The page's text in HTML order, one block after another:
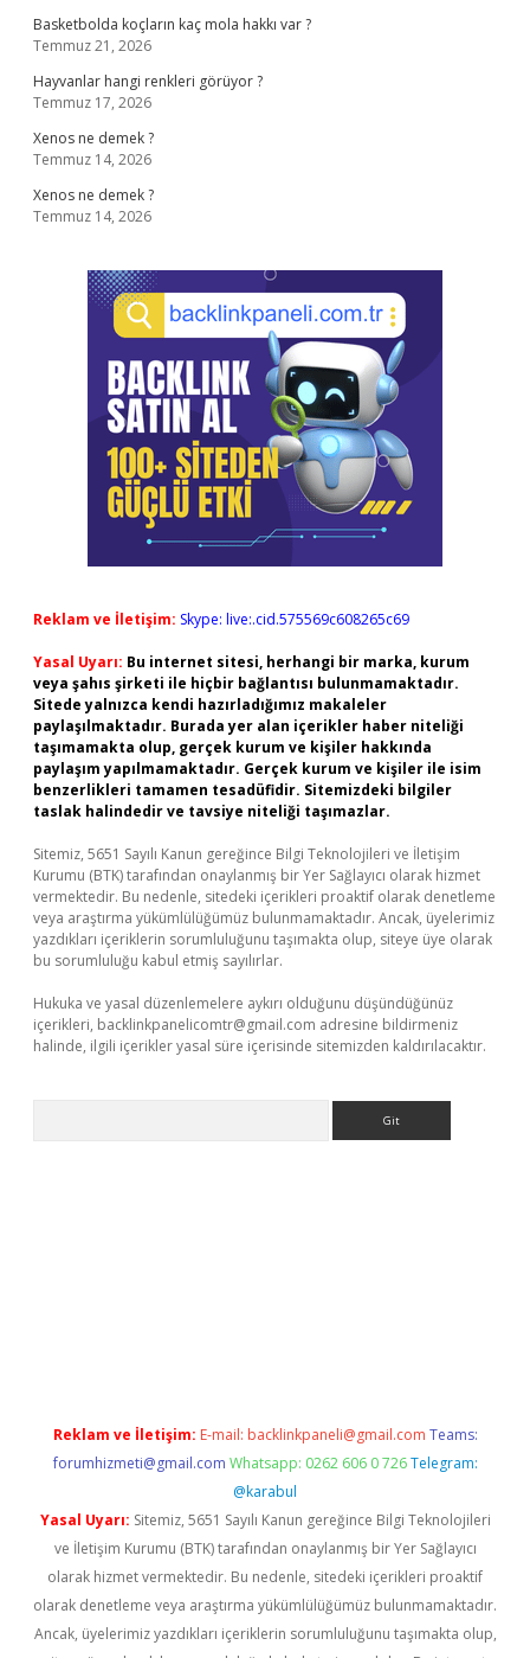
Basketbolda koçların kaç mola hakkı var ?
Temmuz 21, 2026
Hayvanlar hangi renkleri görüyor ?
Temmuz 17, 2026
Xenos ne demek ?
Temmuz 14, 2026
Xenos ne demek ?
Temmuz 14, 2026
Reklam ve İletişim: Skype: live:.cid.575569c608265c69
Yasal Uyarı: Bu internet sitesi, herhangi bir marka, kurum
veya şahıs şirketi ile hiçbir bağlantısı bulunmamaktadır.
Sitede yalnızca kendi hazırladığımız makaleler
paylaşılmaktadır. Burada yer alan içerikler haber niteliği
taşımamakta olup, gerçek kurum ve kişiler hakkında
paylaşım yapılmamaktadır. Gerçek kurum ve kişiler ile isim
benzerlikleri tamamen tesadüfidir. Sitemizdeki bilgiler
taslak halindedir ve tavsiye niteliği taşımazlar.
Sitemiz, 5651 Sayılı Kanun gereğince Bilgi Teknolojileri ve İletişim
Kurumu (BTK) tarafından onaylanmış bir Yer Sağlayıcı olarak hizmet
vermektedir. Bu nedenle, sitedeki içerikleri proaktif olarak denetleme
veya araştırma yükümlülüğümüz bulunmamaktadır. Ancak, üyelerimiz
yazdıkları içeriklerin sorumluluğunu taşımakta olup, siteye üye olarak
bu sorumluluğu kabul etmiş sayılırlar.
Hukuka ve yasal düzenlemelere aykırı olduğunu düşündüğünüz
içerikleri, backlinkpanelicomtr@gmail.com adresine bildirmeniz
halinde, ilgili içerikler yasal süre içerisinde sitemizden kaldırılacaktır.
Reklam ve İletişim: E-mail: backlinkpaneli@gmail.com Teams:
forumhizmeti@gmail.com Whatsapp: 0262 606 0 726 Telegram:
@karabul
Yasal Uyarı: Sitemiz, 5651 Sayılı Kanun gereğince Bilgi Teknolojileri
ve İletişim Kurumu (BTK) tarafından onaylanmış bir Yer Sağlayıcı
olarak hizmet vermektedir. Bu nedenle, sitedeki içerikleri proaktif
olarak denetleme veya araştırma yükümlülüğümüz bulunmamaktadır.
Ancak, üyelerimiz yazdıkları içeriklerin sorumluluğunu taşımakta olup,